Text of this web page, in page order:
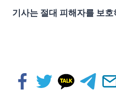
기사는 절대 피해자를 보